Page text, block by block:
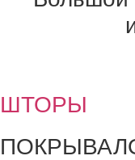
ШТОРЫ